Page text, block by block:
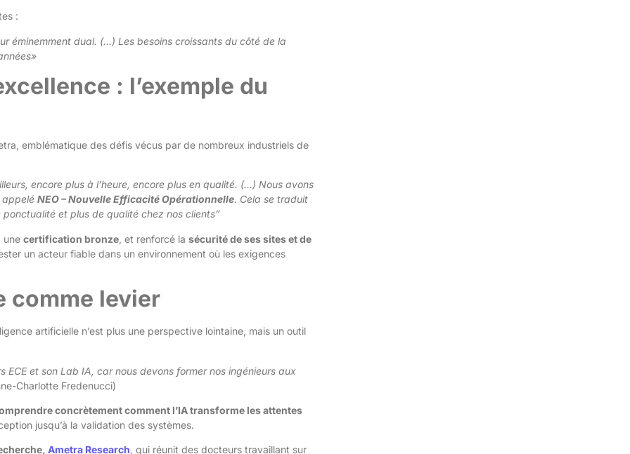
:
éminemment dual. (…) Les besoins croissants du côté de la
: l’exemple du
emblématique des défis vécus par de nombreux industriels de
encore plus à l’heure, encore plus en qualité. (…) Nous avons
appelé NEO – Nouvelle Efficacité Opérationnelle. Cela se traduit
et plus de qualité chez nos clients”
une certification bronze , et renforcé la sécurité de ses sites et de
un acteur fiable dans un environnement où les exigences
comme levier
artificielle n’est plus une perspective lointaine, mais un outil
ECE et son Lab IA, car nous devons former nos ingénieurs aux
Charlotte Fredenucci)
concrètement comment l’IA transforme les attentes
jusqu’à la validation des systèmes.
Ametra Research, qui réunit des docteurs travaillant sur